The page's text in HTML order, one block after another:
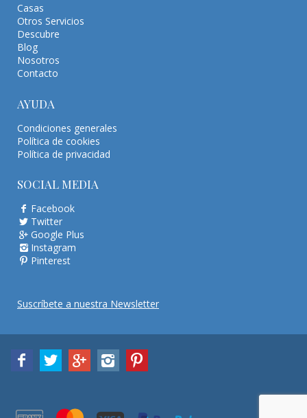
Casas
Otros Servicios
Descubre
Blog
Nosotros
Contacto
AYUDA
Condiciones generales
Política de cookies
Política de privacidad
SOCIAL MEDIA
Facebook
Twitter
Google Plus
Instagram
Pinterest
Suscríbete a nuestra Newsletter